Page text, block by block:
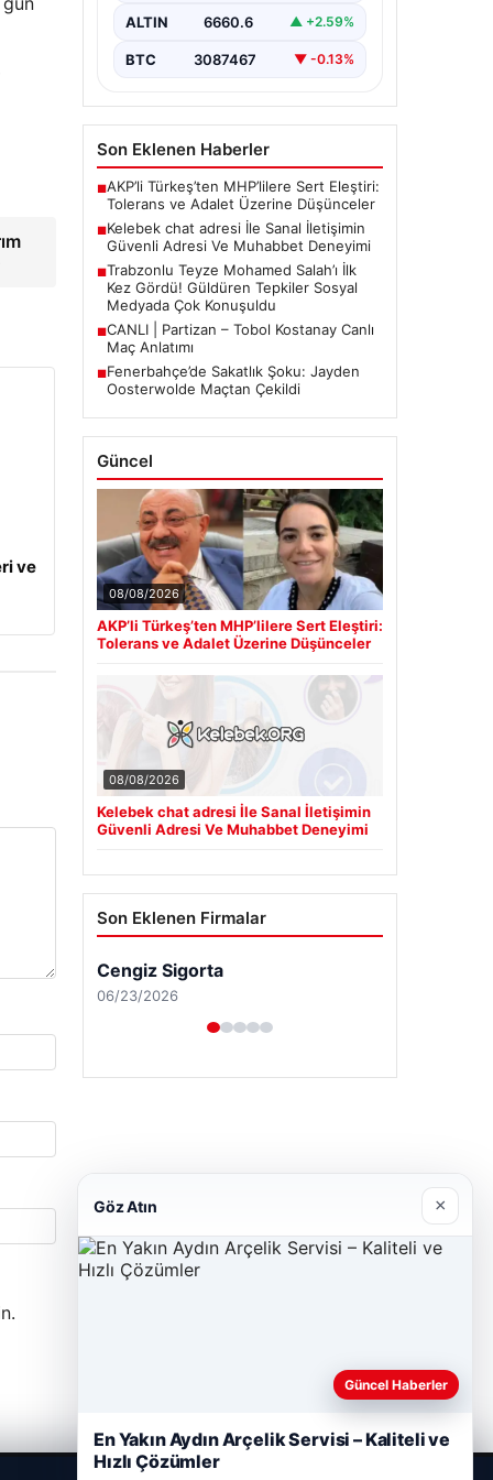
ve
taşımaktadır. Güncel olarak…
ALTIN 6660.6 ▲ +2.59%
BTC 3087467 ▼ -0.13%
Son Eklenen Haberler
■AKP’li Türkeş’ten MHP’lilere Sert Eleştiri:
Tolerans ve Adalet Üzerine Düşünceler
■Kelebek chat adresi İle Sanal İletişimin
Güvenli Adresi Ve Muhabbet Deneyimi
■Trabzonlu Teyze Mohamed Salah’ı İlk
Kez Gördü! Güldüren Tepkiler Sosyal
Medyada Çok Konuşuldu
■CANLI | Partizan – Tobol Kostanay Canlı
Maç Anlatımı
■Fenerbahçe’de Sakatlık Şoku: Jayden
Oosterwolde Maçtan Çekildi
Güncel
08/08/2026
AKP’li Türkeş’ten MHP’lilere Sert Eleştiri:
Tolerans ve Adalet Üzerine Düşünceler
08/08/2026
Kelebek chat adresi İle Sanal İletişimin
Güvenli Adresi Ve Muhabbet Deneyimi
Son Eklenen Firmalar
Cengiz Sigorta
06/23/2026
Göz Atın ×
Güncel Haberler
En Yakın Aydın Arçelik Servisi – Kaliteli ve
Hızlı Çözümler